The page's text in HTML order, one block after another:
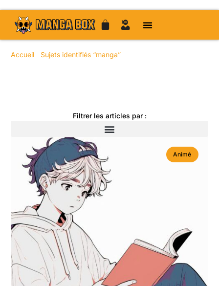
Accueil Sujets identifiés “manga”
Filtrer les articles par :
Animé